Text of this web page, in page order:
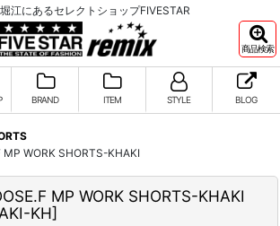
江にあるセレクトショップFIVESTAR
商品検索
BRAND ITEM STYLE BLOG
MP WORK SHORTS-KHAKI
MP WORK SHORTS-KHAKI
KH]